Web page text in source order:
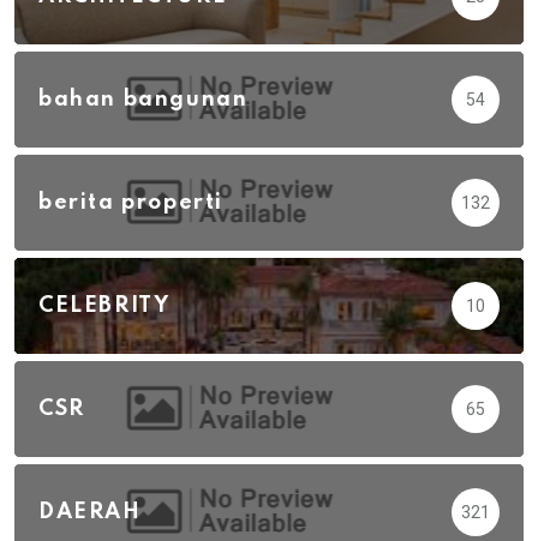
bahan bangunan 54
berita properti 132
CELEBRITY 10
CSR 65
DAERAH 321